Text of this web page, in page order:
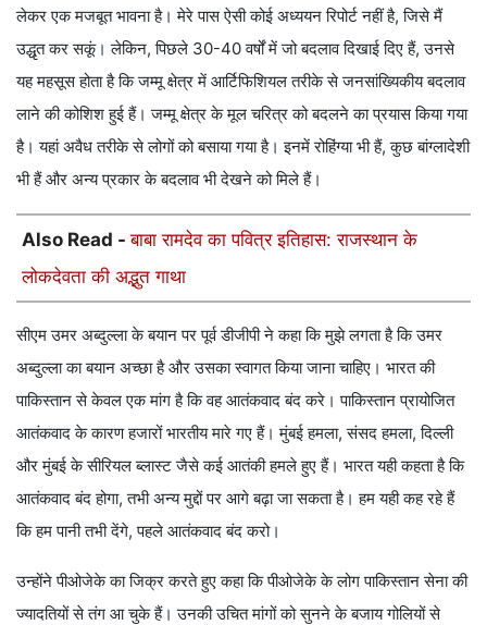
लेकर एक मजबूत भावना है। मेरे पास ऐसी कोई अध्ययन रिपोर्ट नहीं है, जिसे मैं
उद्धृत कर सकूं। लेकिन, पिछले 30-40 वर्षों में जो बदलाव दिखाई दिए हैं, उनसे
यह महसूस होता है कि जम्मू क्षेत्र में आर्टिफिशियल तरीके से जनसांख्यिकीय बदलाव
लाने की कोशिश हुई हैं। जम्मू क्षेत्र के मूल चरित्र को बदलने का प्रयास किया गया
है। यहां अवैध तरीके से लोगों को बसाया गया है। इनमें रोहिंग्या भी हैं, कुछ बांग्लादेशी
भी हैं और अन्य प्रकार के बदलाव भी देखने को मिले हैं।
Also Read -बाबा रामदेव का पवित्र इतिहास: राजस्थान के
लोकदेवता की अद्भुत गाथा
सीएम उमर अब्दुल्ला के बयान पर पूर्व डीजीपी ने कहा कि मुझे लगता है कि उमर
अब्दुल्ला का बयान अच्छा है और उसका स्वागत किया जाना चाहिए। भारत की
पाकिस्तान से केवल एक मांग है कि वह आतंकवाद बंद करे। पाकिस्तान प्रायोजित
आतंकवाद के कारण हजारों भारतीय मारे गए हैं। मुंबई हमला, संसद हमला, दिल्ली
और मुंबई के सीरियल ब्लास्ट जैसे कई आतंकी हमले हुए हैं। भारत यही कहता है कि
आतंकवाद बंद होगा, तभी अन्य मुद्दों पर आगे बढ़ा जा सकता है। हम यही कह रहे हैं
कि हम पानी तभी देंगे, पहले आतंकवाद बंद करो।
उन्होंने पीओजेके का जिक्र करते हुए कहा कि पीओजेके के लोग पाकिस्तान सेना की
ज्यादतियों से तंग आ चुके हैं। उनकी उचित मांगों को सुनने के बजाय गोलियों से